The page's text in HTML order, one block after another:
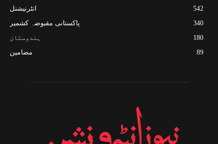
انٹرنیشنل
542
پاکستانی مقبوضہ کشمیر
340
ہندوستان
180
مضامین
89